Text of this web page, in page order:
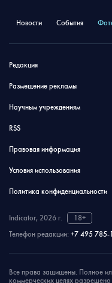
Новости События
Редакция
Размещение рекламы
Научным учреждениям
RSS
Правовая информация
Условия использования
Политика конфиденциальности
Indicator, 2026 г.
18+
Телефон редакции: +7 495 785-
Все права защищены. Полное
коммерческих целях разрешено